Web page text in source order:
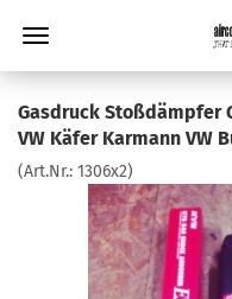
Gasdruck Stoßdämpfer
VW Käfer Karmann VW
(Art.Nr.: 1306x2)